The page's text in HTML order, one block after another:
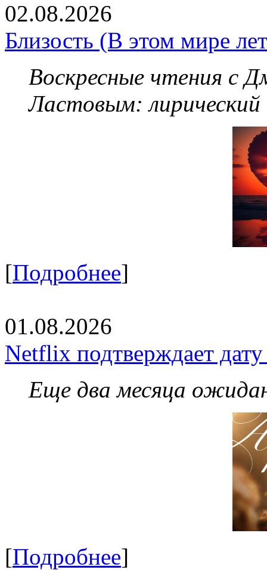
02.08.2026
Близость (В этом мире
Воскресные чтения с
Ластовым:
[Подробнее]
01.08.2026
Netflix подтверждает
Еще два месяца
[Подробнее]